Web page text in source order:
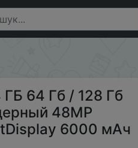
Тройная камера 6,53"
ГБ 64 Гб / 128 Гб
48MP
6000 мАч